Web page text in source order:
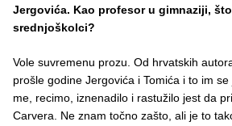
Jergovića. Kao profesor u gimnaziji,
srednjoškolci?
Vole suvremenu prozu. Od hrvatskih
prošle godine Jergovića i Tomića i to im
me, recimo, iznenadilo i rastužilo jest da
Carvera. Ne znam točno zašto, ali je to